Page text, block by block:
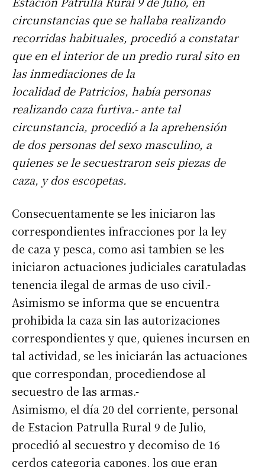
circunstancias que se hallaba realizando
recorridas habituales, procedió a constatar
que en el interior de un predio rural sito en
las inmediaciones de la
localidad de Patricios, había personas
realizando caza furtiva.- ante tal
circunstancia, procedió a la aprehensión
de dos personas del sexo masculino, a
quienes se le secuestraron seis piezas de
caza, y dos escopetas.
Consecuentamente se les iniciaron las
correspondientes infracciones por la ley
de caza y pesca, como asi tambien se les
iniciaron actuaciones judiciales caratuladas
tenencia ilegal de armas de uso civil.-
Asimismo se informa que se encuentra
prohibida la caza sin las autorizaciones
correspondientes y que, quienes incursen en
tal actividad, se les iniciarán las actuaciones
que correspondan, procediendose al
secuestro de las armas.-
Asimismo, el día 20 del corriente, personal
de Estacion Patrulla Rural 9 de Julio,
procedió al secuestro y decomiso de 16
cerdos categoria capones, los que eran